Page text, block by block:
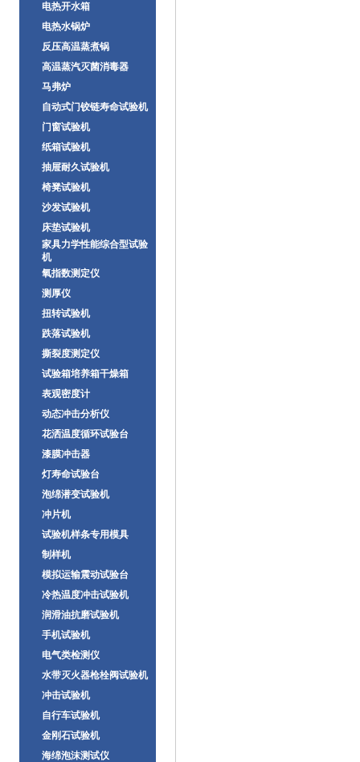
电热开水箱
电热水锅炉
反压高温蒸煮锅
高温蒸汽灭菌消毒器
马弗炉
自动式门铰链寿命试验机
门窗试验机
纸箱试验机
抽屉耐久试验机
椅凳试验机
沙发试验机
床垫试验机
家具力学性能综合型试验
机
氧指数测定仪
测厚仪
扭转试验机
跌落试验机
撕裂度测定仪
试验箱培养箱干燥箱
表观密度计
动态冲击分析仪
花洒温度循环试验台
漆膜冲击器
灯寿命试验台
泡绵潜变试验机
冲片机
试验机样条专用模具
制样机
模拟运输震动试验台
冷热温度冲击试验机
润滑油抗磨试验机
手机试验机
电气类检测仪
水带灭火器枪栓阀试验机
冲击试验机
自行车试验机
金刚石试验机
海绵泡沫测试仪